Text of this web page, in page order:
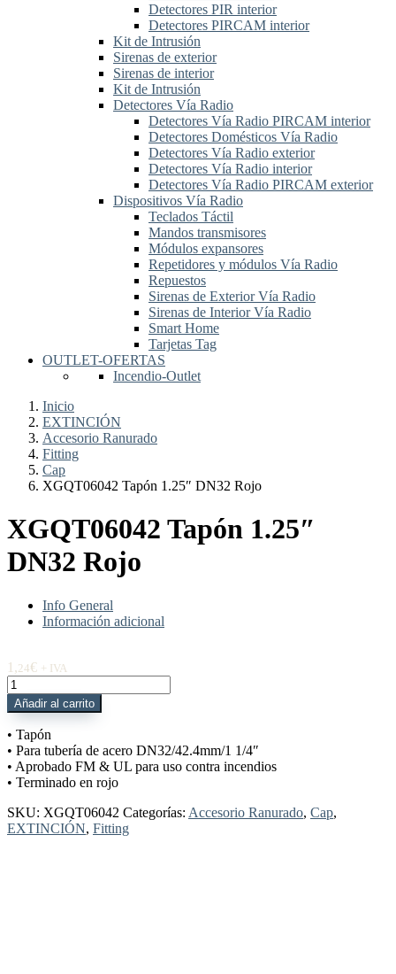
Detectores PIR interior
Detectores PIRCAM interior
Kit de Intrusión
Sirenas de exterior
Sirenas de interior
Kit de Intrusión
Detectores Vía Radio
Detectores Vía Radio PIRCAM interior
Detectores Domésticos Vía Radio
Detectores Vía Radio exterior
Detectores Vía Radio interior
Detectores Vía Radio PIRCAM exterior
Dispositivos Vía Radio
Teclados Táctil
Mandos transmisores
Módulos expansores
Repetidores y módulos Vía Radio
Repuestos
Sirenas de Exterior Vía Radio
Sirenas de Interior Vía Radio
Smart Home
Tarjetas Tag
OUTLET-OFERTAS
Incendio-Outlet
Inicio
EXTINCIÓN
Accesorio Ranurado
Fitting
Cap
XGQT06042 Tapón 1.25″ DN32 Rojo
XGQT06042 Tapón 1.25″
DN32 Rojo
Info General
Información adicional
1,24€ + IVA
XGQT06042
Tapón
1.25"
DN32
Rojo
cantidad
Añadir al carrito
• Tapón
• Para tubería de acero DN32/42.4mm/1 1/4″
• Aprobado FM & UL para uso contra incendios
• Terminado en rojo
SKU: XGQT06042 Categorías: Accesorio Ranurado, Cap,
EXTINCIÓN, Fitting